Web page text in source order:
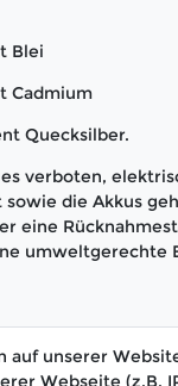
Blei
Cadmium
Quecksilber.
verboten,
die Akkus
eine
umweltgerechte
auf unserer
Webseite (z.B.